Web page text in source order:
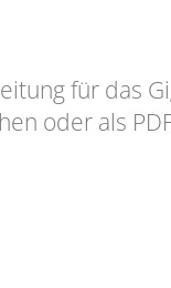
für das
oder als